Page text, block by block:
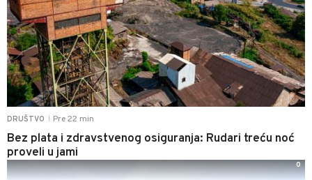
DRUŠTVO Pre 22 min
Bez plata i zdravstvenog osiguranja: Rudari treću noć
proveli u jami
0